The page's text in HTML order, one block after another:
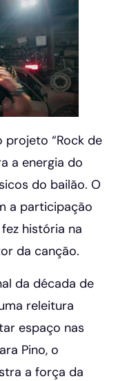
“Rock de
a energia do
do bailão. O
a participação
história na
da canção.
da década de
releitura
espaço nas
Pino, o
a força da